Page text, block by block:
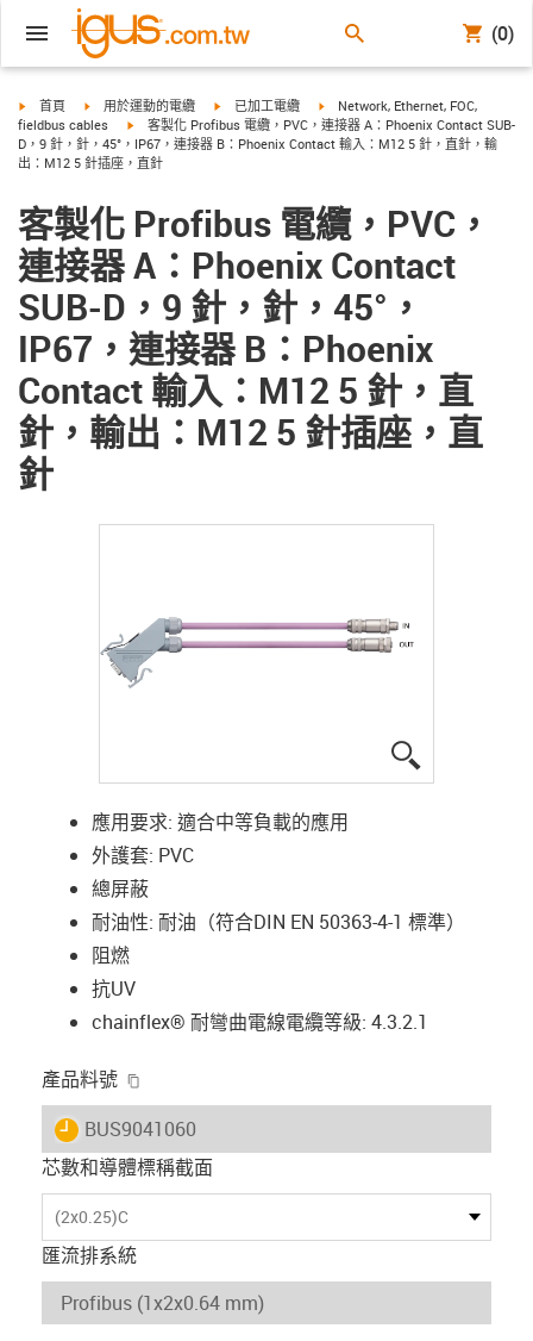
(0)
igus-icon-arrow-right
首頁 igus-icon-arrow-right
用於運動的電纜 igus-icon-arrow-right
已加工電纜 igus-icon-arrow-right
Network, Ethernet, FOC,
fieldbus cables
igus-icon-arrow-right
客製化 Profibus 電纜，PVC，連接器 A：Phoenix Contact SUB-
D，9 針，針，45°，IP67，連接器 B：Phoenix Contact 輸入：M12 5 針，直針，輸
出：M12 5 針插座，直針
客製化 Profibus 電纜，PVC，
連接器 A：Phoenix Contact
SUB-D，9 針，針，45°，
IP67，連接器 B：Phoenix
Contact 輸入：M12 5 針，直
針，輸出：M12 5 針插座，直
針
應用要求: 適合中等負載的應用
外護套: PVC
總屏蔽
耐油性: 耐油（符合DIN EN 50363-4-1 標準）
阻燃
抗UV
chainflex® 耐彎曲電線電纜等級: 4.3.2.1
產品料號
igus-icon-lieferzeit
BUS9041060
芯數和導體標稱截面
(2x0.25)C
匯流排系統